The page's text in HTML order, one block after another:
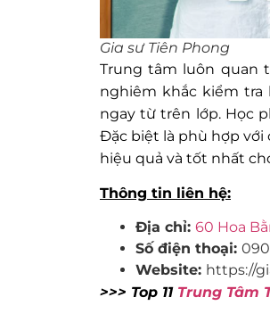
Gia sư Tiên Phong
Trung tâm luôn quan
nghiêm khắc kiểm tra
ngay từ trên lớp. Học
Đặc biệt là phù hợp với
hiệu quả và tốt nhất
Thông tin liên hệ:
Địa chỉ: 60 Hoa
Số điện thoại:
Website: https://
>>> Top 11 Trung Tâm